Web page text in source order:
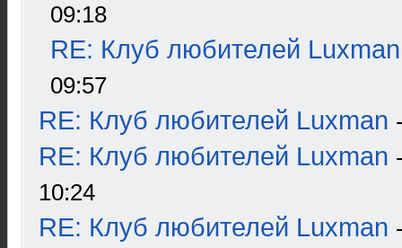
09:18
RE: Клуб любителей Luxman
09:57
RE: Клуб любителей Luxman
RE: Клуб любителей Luxman
10:24
RE: Клуб любителей Luxman